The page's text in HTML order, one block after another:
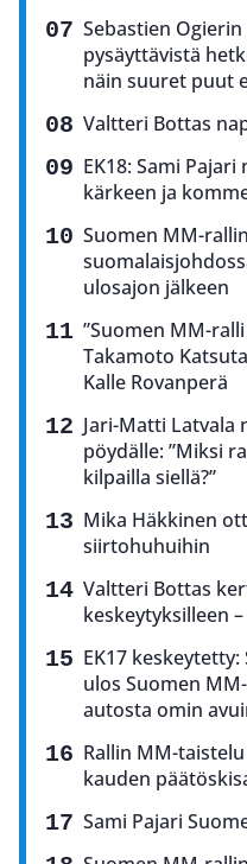
Sebastien
pysäyttävistä
näin suuret puut
Valtteri Bottas
EK18: Sami
kärkeen ja
Suomen MM-
ulosajon jälkeen
”Suomen MM-
Takamoto
Kalle Rovanperä
Jari-Matti Latvala
pöydälle: ”Miksi
kilpailla siellä?”
Mika Häkkinen
siirtohuhuihin
Valtteri Bottas
keskeytyksilleen
EK17
ulos Suomen
autosta omin
Rallin MM-
kauden
Sami Pajari